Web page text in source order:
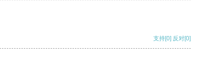
支持[0] 反对[0]